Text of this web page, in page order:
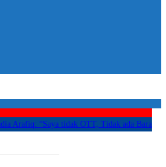
“Saya tidak OTT, Tidak ada Barang Bukti